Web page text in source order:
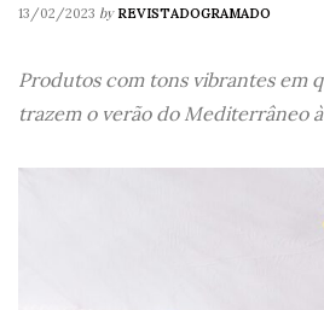
13/02/2023 by REVISTADOGRAMADO
Produtos com tons vibrantes em
trazem o verão do Mediterrâneo